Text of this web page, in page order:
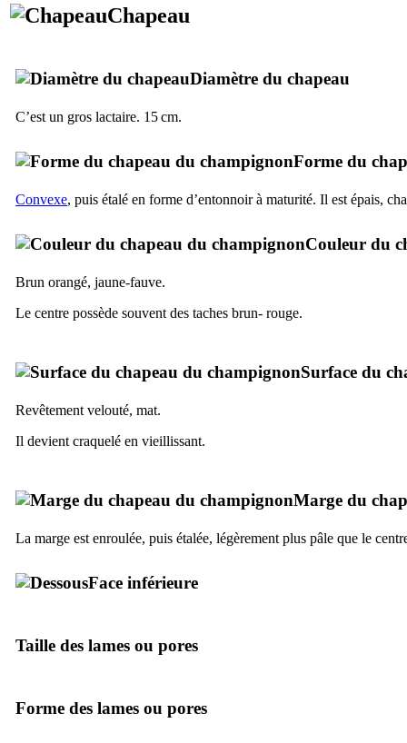
Chapeau
Diamètre du chapeau
C’est un gros lactaire. 15 cm.
Forme du
Convexe, puis étalé en forme d’entonnoir à maturité. Il est épais,
Couleur du
Brun orangé, jaune-fauve.
Le centre possède souvent des taches brun- rouge.
Surface du
Revêtement velouté, mat.
Il devient craquelé en vieillissant.
Marge du
La marge est enroulée, puis étalée, légèrement plus pâle que le
Face inférieure
Taille des lames ou pores
Forme des lames ou pores